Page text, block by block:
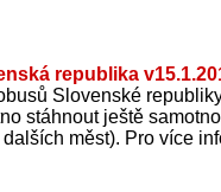
republika
Slovenské
stáhnout ještě
měst). Pro více